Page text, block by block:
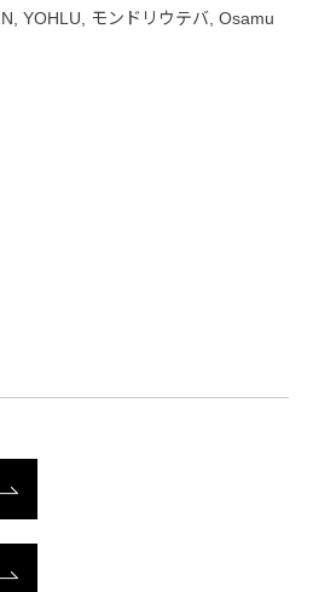
YOHLU, モンドリウテバ, Osamu